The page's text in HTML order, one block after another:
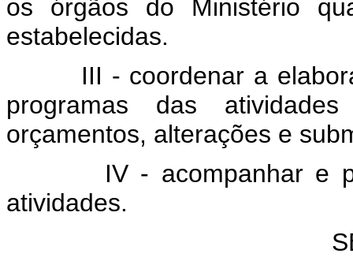
os órgãos do Ministério
estabelecidas.
III - coordenar a
programas das
orçamentos, alterações e
IV - acompanhar e
atividades.